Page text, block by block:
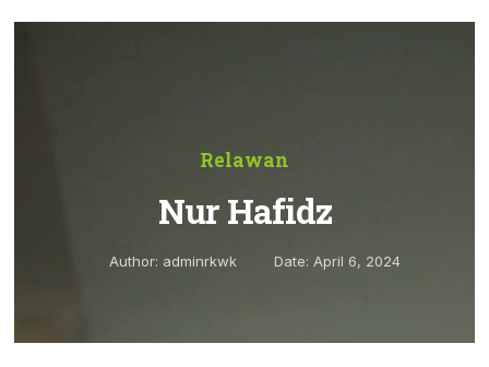
Relawan
Nur Hafidz
Author: adminrkwk Date: April 6, 2024